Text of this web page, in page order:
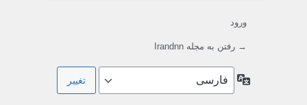
ورود
→ رفتن به مجله Irandnn
زبان